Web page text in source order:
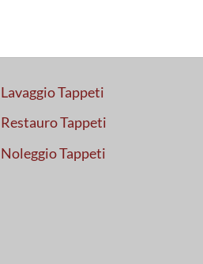
Lavaggio Tappeti
Restauro Tappeti
Noleggio Tappeti